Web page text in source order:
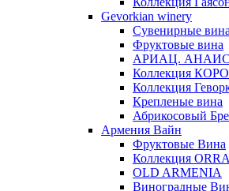
Gevorkian winery
Сувенирные вина
Фруктовые вина
АРИАЦ. АНАИС
Коллекция
Коллекция
Крепленые вина
Абрикосовый
Армения Вайн
Фруктовые Вина
Коллекция
OLD ARMENIA
Виноградные